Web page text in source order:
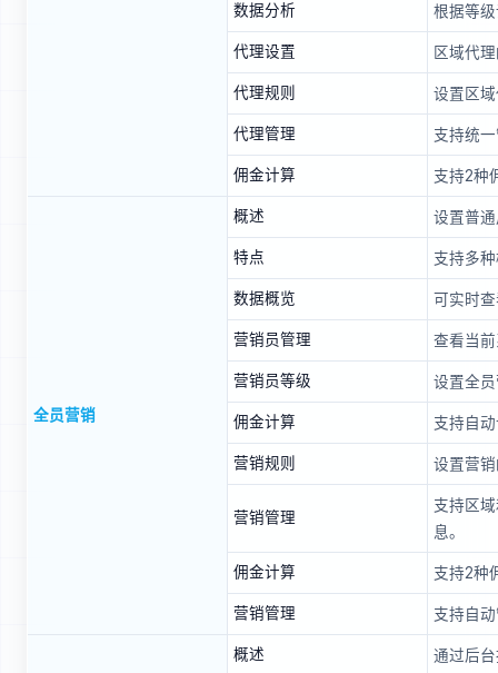
数据分析 根据等
代理设置 区域代
代理规则 设置区
代理管理 支持统
佣金计算 支持2种
全员营销
概述 设置普
特点 支持多
数据概览 可实时
营销员管理 查看当
营销员等级 设置全
佣金计算 支持自
营销规则 设置营
营销管理
支持区
息。
佣金计算 支持2种
营销管理 支持自
概述 通过后